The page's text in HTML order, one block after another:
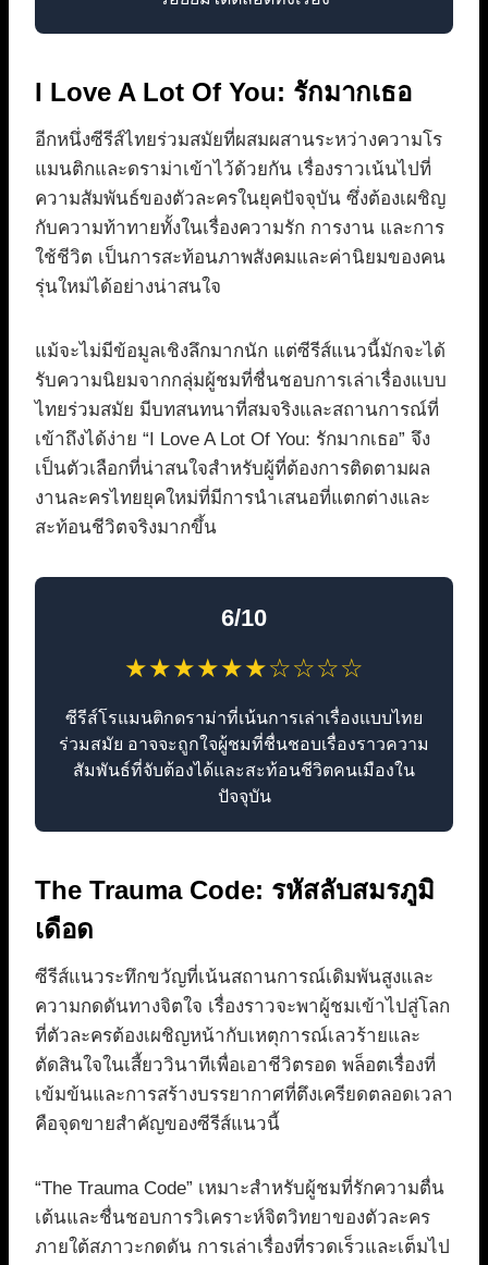
I Love A Lot Of You: รักมากเธอ
อีกหนึ่งซีรีส์ไทยร่วมสมัยที่ผสมผสานระหว่างความโร
แมนติกและดราม่าเข้าไว้ด้วยกัน เรื่องราวเน้นไปที่
ความสัมพันธ์ของตัวละครในยุคปัจจุบัน ซึ่งต้องเผชิญ
กับความท้าทายทั้งในเรื่องความรัก การงาน และการ
ใช้ชีวิต เป็นการสะท้อนภาพสังคมและค่านิยมของคน
รุ่นใหม่ได้อย่างน่าสนใจ
แม้จะไม่มีข้อมูลเชิงลึกมากนัก แต่ซีรีส์แนวนี้มักจะได้
รับความนิยมจากกลุ่มผู้ชมที่ชื่นชอบการเล่าเรื่องแบบ
ไทยร่วมสมัย มีบทสนทนาที่สมจริงและสถานการณ์ที่
เข้าถึงได้ง่าย “I Love A Lot Of You: รักมากเธอ” จึง
เป็นตัวเลือกที่น่าสนใจสำหรับผู้ที่ต้องการติดตามผล
งานละครไทยยุคใหม่ที่มีการนำเสนอที่แตกต่างและ
สะท้อนชีวิตจริงมากขึ้น
6/10
★★★★★★☆☆☆☆
ซีรีส์โรแมนติกดราม่าที่เน้นการเล่าเรื่องแบบไทย
ร่วมสมัย อาจจะถูกใจผู้ชมที่ชื่นชอบเรื่องราวความ
สัมพันธ์ที่จับต้องได้และสะท้อนชีวิตคนเมืองใน
ปัจจุบัน
The Trauma Code: รหัสลับสมรภูมิ
เดือด
ซีรีส์แนวระทึกขวัญที่เน้นสถานการณ์เดิมพันสูงและ
ความกดดันทางจิตใจ เรื่องราวจะพาผู้ชมเข้าไปสู่โลก
ที่ตัวละครต้องเผชิญหน้ากับเหตุการณ์เลวร้ายและ
ตัดสินใจในเสี้ยววินาทีเพื่อเอาชีวิตรอด พล็อตเรื่องที่
เข้มข้นและการสร้างบรรยากาศที่ตึงเครียดตลอดเวลา
คือจุดขายสำคัญของซีรีส์แนวนี้
“The Trauma Code” เหมาะสำหรับผู้ชมที่รักความตื่น
เต้นและชื่นชอบการวิเคราะห์จิตวิทยาของตัวละคร
ภายใต้สภาวะกดดัน การเล่าเรื่องที่รวดเร็วและเต็มไป